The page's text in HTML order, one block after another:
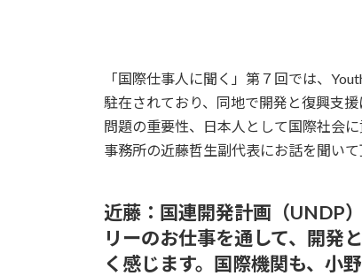
「国際仕事人に聞く」第７回では、
駐在されており、同地で開発と復興支
問題の重要性、日本人として国際社会
事務所の近藤哲生副代表にお話を聞い
近藤：国連開発計画（UNDP
リーのお仕事を通して、開発
く感じます。国際機関も、小